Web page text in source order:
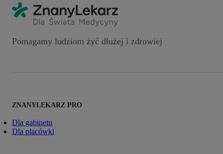
Pomagamy ludziom żyć dłużej i zdrowiej
ZNANYLEKARZ PRO
Dla gabinetu
Dla placówki